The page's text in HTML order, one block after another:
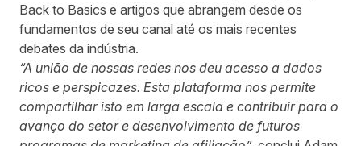
Back to Basics e artigos que abrangem desde os
fundamentos de seu canal até os mais recentes
debates da indústria.
“A união de nossas redes nos deu acesso a dados
ricos e perspicazes. Esta plataforma nos permite
compartilhar isto em larga escala e contribuir para o
avanço do setor e desenvolvimento de futuros